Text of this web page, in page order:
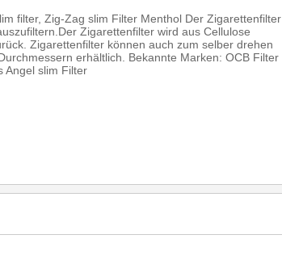
filter, Zig-Zag slim Filter Menthol Der Zigarettenfilter
Zigarettenfilter wird aus Cellulose
Zigarettenfilter können auch zum selber drehen
erhältlich. Bekannte Marken: OCB Filter
Angel slim Filter